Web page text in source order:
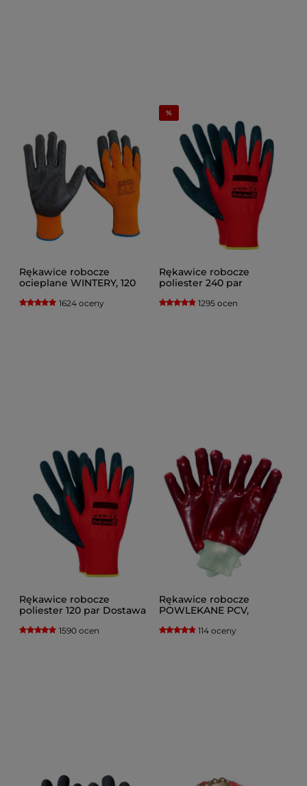
Rękawice robocze
ocieplane WINTERY, 120
1624 oceny
Rękawice robocze
poliester 240 par
1295 ocen
Rękawice robocze
poliester 120 par Dostawa
1590 ocen
Rękawice robocze
POWLEKANE PCV,
114 oceny